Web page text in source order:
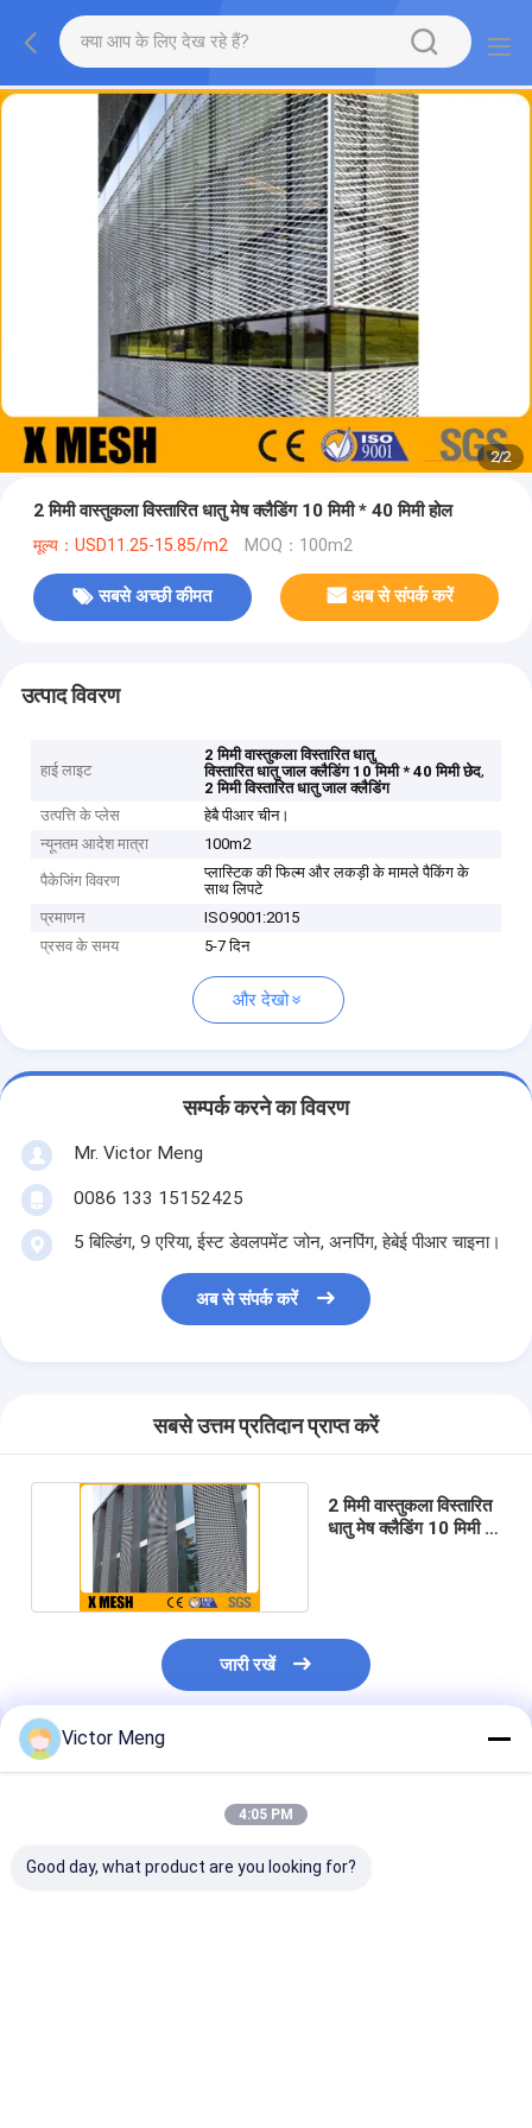
2/2
2 मिमी वास्तुकला विस्तारित धातु मेष क्लैडिंग 10 मिमी * 40 मिमी होल
मूल्य：USD11.25-15.85/m2 MOQ：100m2
सबसे अच्छी कीमत अब से संपर्क करें
उत्पाद विवरण
हाई लाइट
2 मिमी वास्तुकला विस्तारित धातु,
विस्तारित धातु जाल क्लैडिंग 10 मिमी * 40 मिमी छेद,
2 मिमी विस्तारित धातु जाल क्लैडिंग
उत्पत्ति के प्लेस
हेबै पीआर चीन।
न्यूनतम आदेश मात्रा
100m2
पैकेजिंग विवरण
प्लास्टिक की फिल्म और लकड़ी के मामले पैकिंग के
साथ लिपटे
प्रमाणन
ISO9001:2015
प्रसव के समय
5-7 दिन
और देखो
सम्पर्क करने का विवरण
Mr. Victor Meng
0086 133 15152425
5 बिल्डिंग, 9 एरिया, ईस्ट डेवलपमेंट जोन, अनपिंग, हेबेई पीआर चाइना।
अब से संपर्क करें
सबसे उत्तम प्रतिदान प्राप्त करें
2 मिमी वास्तुकला विस्तारित
धातु मेष क्लैडिंग 10 मिमी *
जारी रखें
अनुशंसित उत्पाद
Victor Meng
4:05 PM
Good day, what product are you looking for?